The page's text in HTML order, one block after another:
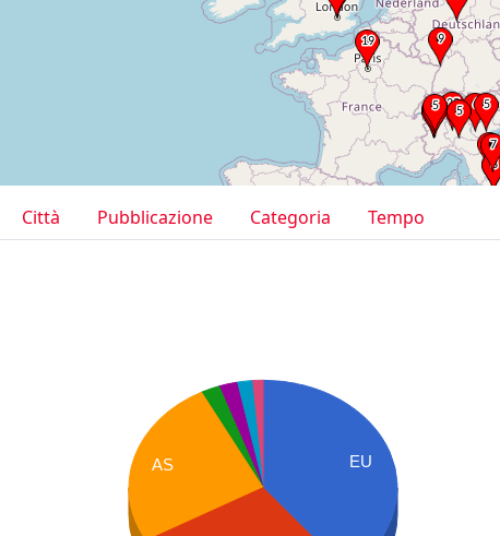
Città Pubblicazione Categoria
Tempo
EU
AS